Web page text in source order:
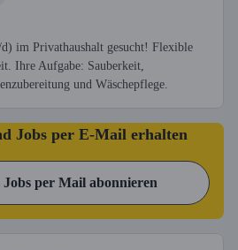
im Privathaushalt gesucht! Flexible
Ihre Aufgabe: Sauberkeit,
und Wäschepflege.
Jobs per E-Mail erhalten
Jobs per Mail abonnieren